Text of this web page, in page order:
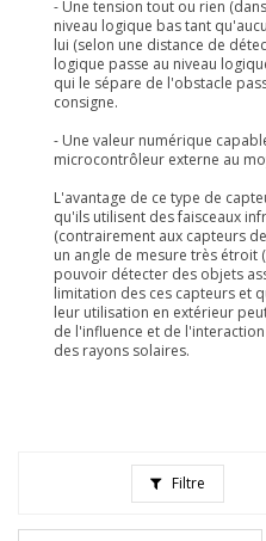
- Une tension tout ou rien
niveau logique bas tant
lui (selon une distance de
logique passe au niveau
qui le sépare de l'obstacle
consigne.
- Une valeur numérique
microcontrôleur externe au
L'avantage de ce type de
qu'ils utilisent des faisceaux
(contrairement aux capteurs
un angle de mesure très étroit
pouvoir détecter des objets
limitation des ces capteurs et
leur utilisation en extérieur
de l'influence et de
des rayons solaires.
Filtre